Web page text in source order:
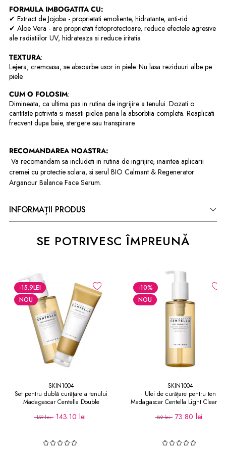
FORMULA IMBOGATITA CU:
✔ Extract de Jojoba - proprietati emoliente, hidratante, anti-rid
✔ Aloe Vera - are proprietati fotoprotectoare, reduce efectele agresive
ale radiatiilor UV, hidrateaza si reduce iritatia
TEXTURA:
Lejera, cremoasa, se absoarbe usor in piele. Nu lasa reziduuri albe pe
piele.
CUM O FOLOSIM:
Dimineata, ca ultima pas in rutina de ingrijire a tenului. Dozati o
cantitate potrivita si masati pielea pana la absorbtia completa. Reaplicati
frecvent dupa baie, stergere sau transpirare.
RECOMANDAREA NOASTRA:
Va recomandam sa includeti in rutina de ingrijire, inaintea aplicarii
cremei cu protectie solara, si serul BIO Calmant & Regenerator
Arganour Balance Face Serum.
INFORMAȚII PRODUS
SE POTRIVESC ÎMPREUNĂ
-15.9LEI
NOU
SKIN1004
Set pentru dublă curățare a tenului
Madagascar Centella Double
159 lei 143.10 lei
-10%
NOU
SKIN1004
Ulei de curățare pentru ten
Madagascar Centella Light
82 lei 73.80 lei